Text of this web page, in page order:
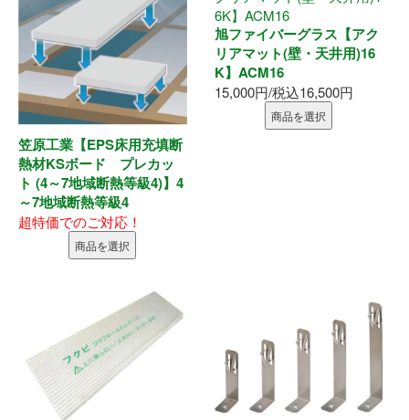
笠原工業【EPS床用充填断
熱材KSボード プレカッ
ト (4～7地域断熱等級4)】4
～7地域断熱等級4
超特価でのご対応！
商品を選択
旭ファイバーグラス【アク
リアマット(壁・天井用)16
K】ACM16
15,000円/税込16,500円
商品を選択